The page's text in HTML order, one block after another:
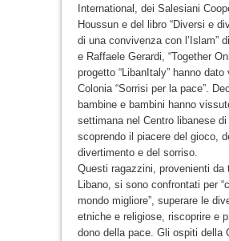
International, dei Salesiani
Houssun e del libro “Diversi e
di una convivenza con l’Islam”
e Raffaele Gerardi, “Together
progetto “LibanItaly” hanno dato
Colonia “Sorrisi per la pace”.
bambine e bambini hanno
settimana nel Centro libanese di
scoprendo il piacere del gioco,
divertimento e del sorriso.
Questi ragazzini, provenienti da
Libano, si sono confrontati per
mondo migliore”, superare le
etniche e religiose, riscoprire e
dono della pace. Gli ospiti della